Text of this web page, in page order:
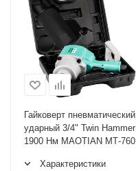
Гайковерт пневматический
ударный 3/4" Twin Hammer
1900 Нм MAOTIAN МТ-760
Характеристики